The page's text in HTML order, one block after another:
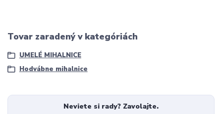
Tovar zaradený v kategóriách
UMELÉ MIHALNICE
Hodvábne mihalnice
Neviete si rady? Zavolajte.